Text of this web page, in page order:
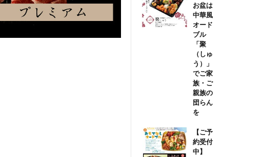
お盆は
中華風
オード
ブル
「聚
（しゅ
う）」
でご家
族・ご
親族の
団らん
を
【ご予
約受付
中】